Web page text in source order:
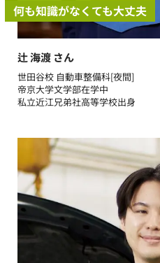
何も知識がなくても大丈夫
辻 海渡 さん
世田谷校 自動車整備科[夜間]
帝京大学文学部在学中
私立近江兄弟社高等学校出身